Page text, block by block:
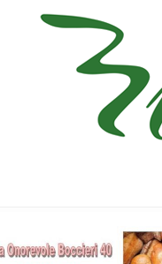
l’appello per ritrovarlo
di Bufala a Cancello ed
tragedia nel giorno di Santa
con persone disabili
agosto la chiesa celebra il